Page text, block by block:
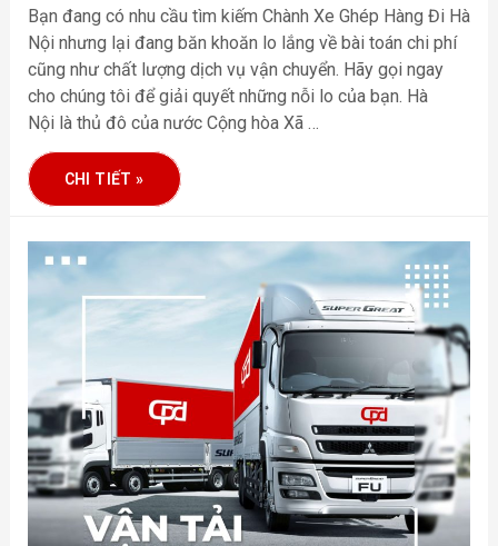
Bạn đang có nhu cầu tìm kiếm Chành Xe Ghép Hàng Đi Hà
Nội nhưng lại đang băn khoăn lo lắng về bài toán chi phí
cũng như chất lượng dịch vụ vận chuyển. Hãy gọi ngay
cho chúng tôi để giải quyết những nỗi lo của bạn. Hà
Nội là thủ đô của nước Cộng hòa Xã …
CHI TIẾT »